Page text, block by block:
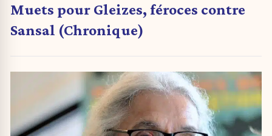
Muets pour Gleizes, féroces contre
Sansal (Chronique)